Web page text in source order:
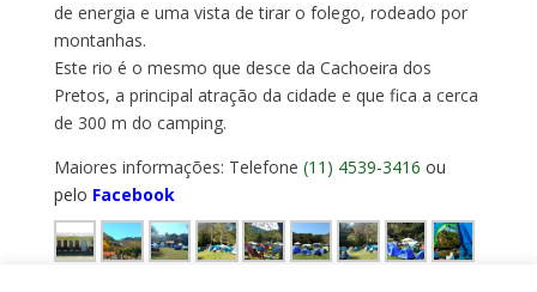
de energia e uma vista de tirar o folego, rodeado por
montanhas.
Este rio é o mesmo que desce da Cachoeira dos
Pretos, a principal atração da cidade e que fica a cerca
de 300 m do camping.
Maiores informações: Telefone (11) 4539-3416 ou
pelo Facebook